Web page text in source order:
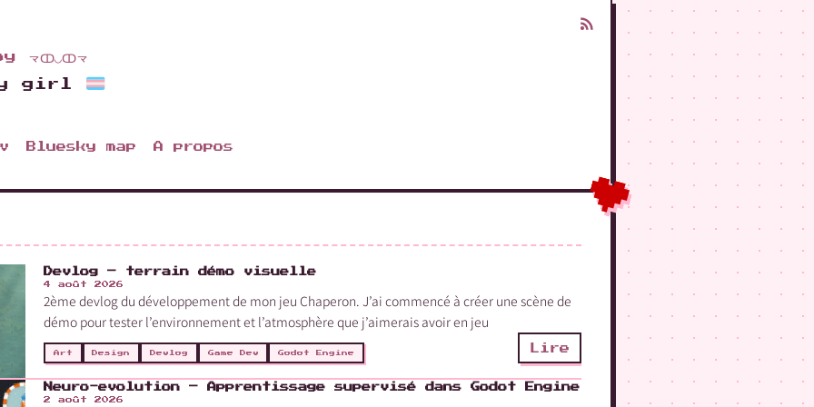
龴ↀ◡ↀ龴
girl
Bluesky map A propos
Devlog – terrain démo visuelle
4 août 2026
2ème devlog du développement de mon jeu Chaperon. J’ai commencé à créer une scène de
démo pour tester l’environnement et l’atmosphère que j’aimerais avoir en jeu
Art Design Devlog Game Dev Godot Engine
Lire
Neuro-evolution – Apprentissage supervisé dans Godot Engine
2 août 2026